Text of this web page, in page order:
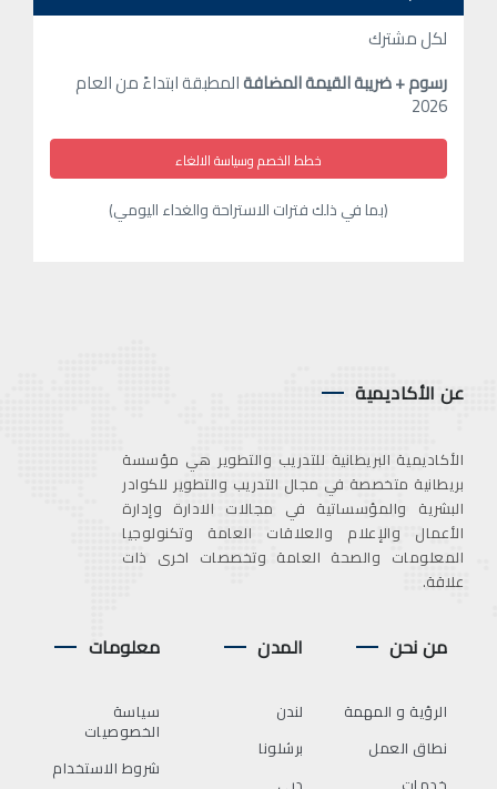
لكل مشترك
رسوم + ضريبة القيمة المضافةالمطبقة ابتداءً من العام
2026
خطط الخصم وسياسة الالغاء
(بما في ذلك فترات الاستراحة والغداء اليومي)
عن الأكاديمية
الأكاديمية البريطانية للتدريب والتطوير هي مؤسسة
بريطانية متخصصة في مجال التدريب والتطوير للكوادر
البشرية والمؤسساتية في مجالات الادارة وإدارة
الأعمال والإعلام والعلاقات العامة وتكنولوجيا
المعلومات والصحة العامة وتخصصات اخرى ذات
علاقة.
من نحن
الرؤية و المهمة
نطاق العمل
المدن
لندن
برشلونا
معلومات
سياسة
الخصوصيات
شروط الاستخدام